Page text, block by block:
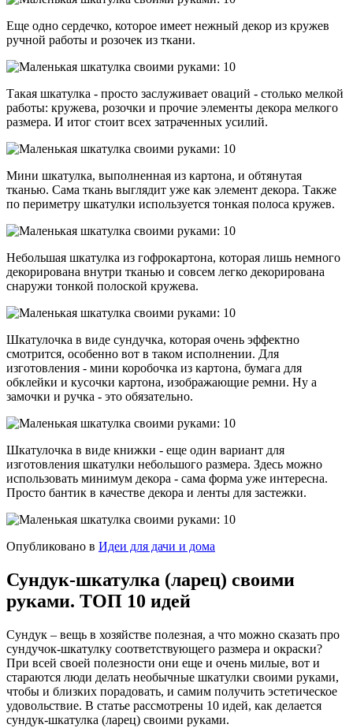
Еще одно сердечко, которое имеет нежный декор из кружев
ручной работы и розочек из ткани.
Такая шкатулка - просто заслуживает оваций - столько мелкой
работы: кружева, розочки и прочие элементы декора мелкого
размера. И итог стоит всех затраченных усилий.
Мини шкатулка, выполненная из картона, и обтянутая
тканью. Сама ткань выглядит уже как элемент декора. Также
по периметру шкатулки используется тонкая полоса кружев.
Небольшая шкатулка из гофрокартона, которая лишь немного
декорирована внутри тканью и совсем легко декорирована
снаружи тонкой полоской кружева.
Шкатулочка в виде сундучка, которая очень эффектно
смотрится, особенно вот в таком исполнении. Для
изготовления - мини коробочка из картона, бумага для
обклейки и кусочки картона, изображающие ремни. Ну а
замочки и ручка - это обязательно.
Шкатулочка в виде книжки - еще один вариант для
изготовления шкатулки небольшого размера. Здесь можно
использовать минимум декора - сама форма уже интересна.
Просто бантик в качестве декора и ленты для застежки.
Опубликовано в Идеи для дачи и дома
Сундук-шкатулка (ларец) своими
руками. ТОП 10 идей
Сундук – вещь в хозяйстве полезная, а что можно сказать про
сундучок-шкатулку соответствующего размера и окраски?
При всей своей полезности они еще и очень милые, вот и
стараются люди делать необычные шкатулки своими руками,
чтобы и близких порадовать, и самим получить эстетическое
удовольствие. В статье рассмотрены 10 идей, как делается
сундук-шкатулка (ларец) своими руками.